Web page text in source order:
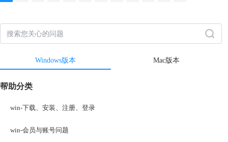
Windows版本 Mac版本
帮助分类
win-下载、安装、注册、登录
win-会员与账号问题